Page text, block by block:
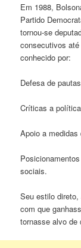
Em 1988,
Partido
tornou-se
consecutivos
conhecido por:
Defesa de
Críticas a
Apoio a
sociais.
Seu estilo
com que
tornasse alvo